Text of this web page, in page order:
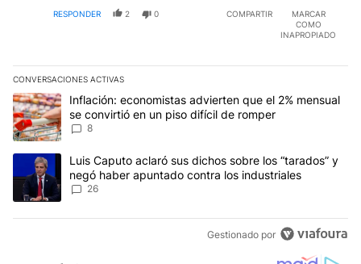
seguir.
RESPONDER 2 0 COMPARTIR
MARCAR
COMO
INAPROPIADO
CONVERSACIONES ACTIVAS
Este listado muestra los artículos con más comentarios en los
Un artículo de tendencia con el título "Inflación: economistas
Inflación: economistas advierten que el 2% mensual
se convirtió en un piso difícil de romper
8
Un artículo de tendencia con el título "Luis Caputo aclaró sus
Luis Caputo aclaró sus dichos sobre los “tarados” y
negó haber apuntado contra los industriales
26
Gestionado por